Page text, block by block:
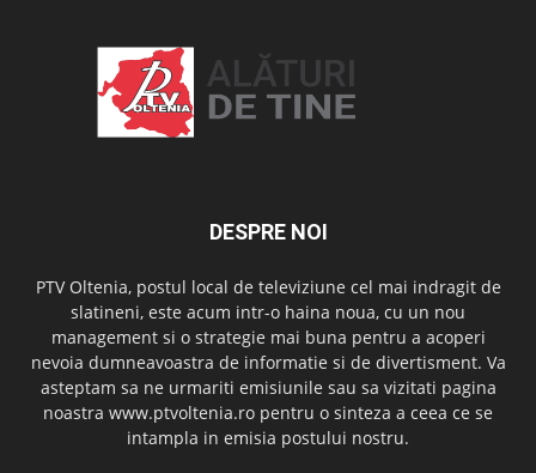
DESPRE NOI
PTV Oltenia, postul local de televiziune cel mai indragit de
slatineni, este acum intr-o haina noua, cu un nou
management si o strategie mai buna pentru a acoperi
nevoia dumneavoastra de informatie si de divertisment. Va
asteptam sa ne urmariti emisiunile sau sa vizitati pagina
noastra www.ptvoltenia.ro pentru o sinteza a ceea ce se
intampla in emisia postului nostru.